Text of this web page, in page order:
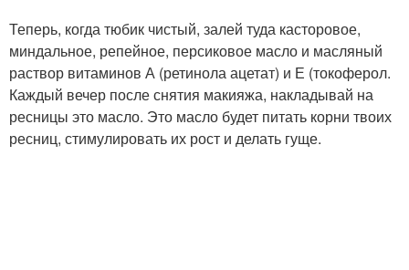
Теперь, когда тюбик чистый, залей туда касторовое,
миндальное, репейное, персиковое масло и масляный
раствор витаминов А (ретинола ацетат) и Е (токоферол.
Каждый вечер после снятия макияжа, накладывай на
ресницы это масло. Это масло будет питать корни твоих
ресниц, стимулировать их рост и делать гуще.